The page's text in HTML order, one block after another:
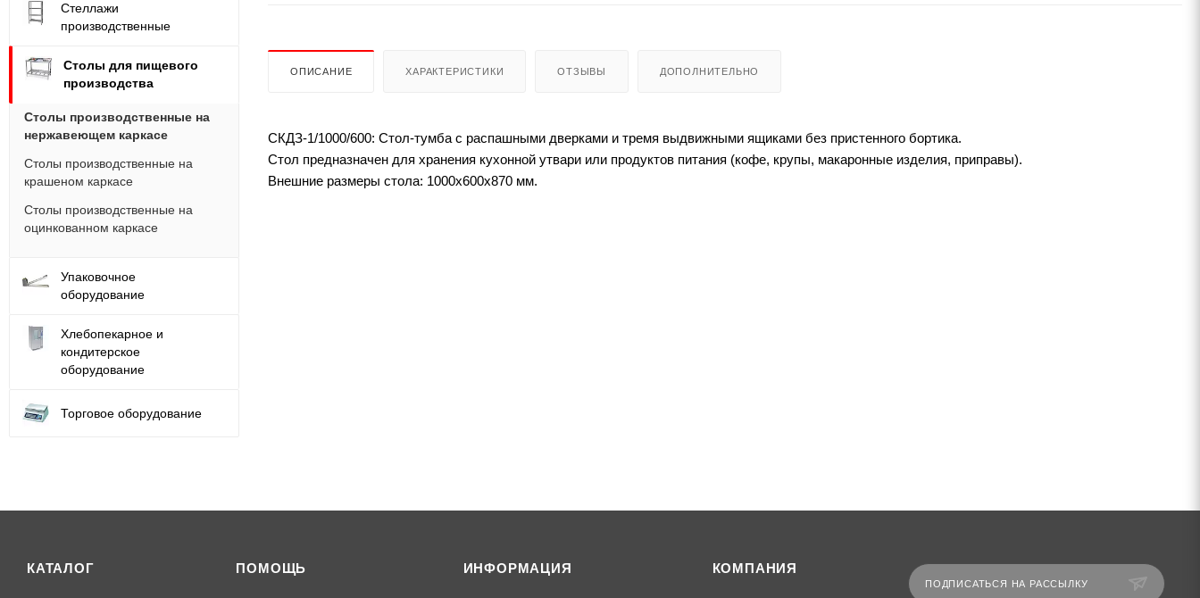
ОПИСАНИЕ ХАРАКТЕРИСТИКИ ОТЗЫВЫ ДОПОЛНИТЕЛЬНО
СКДЗ-1/1000/600: Стол-тумба с распашными дверками и тремя выдвижными ящиками без пристенного бортика.
Стол предназначен для хранения кухонной утвари или продуктов питания (кофе, крупы, макаронные изделия, приправы).
Внешние размеры стола: 1000х600х870 мм.
Стеллажи
производственные
Столы для пищевого
производства
Столы производственные на
нержавеющем каркасе
Столы производственные на
крашеном каркасе
Столы производственные на
оцинкованном каркасе
Упаковочное
оборудование
Хлебопекарное и
кондитерское
оборудование
Торговое оборудование
КАТАЛОГ ПОМОЩЬ ИНФОРМАЦИЯ КОМПАНИЯ
ПОДПИСАТЬСЯ НА РАССЫЛКУ